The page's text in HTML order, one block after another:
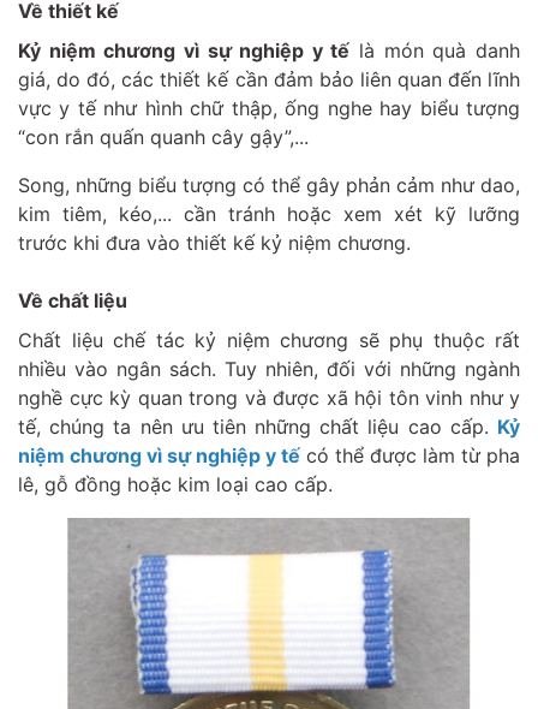
Về thiết kế
Kỷ niệm chương vì sự nghiệp y tế là món quà danh
giá, do đó, các thiết kế cần đảm bảo liên quan đến lĩnh
vực y tế như hình chữ thập, ống nghe hay biểu tượng
“con rắn quấn quanh cây gậy”,...
Song, những biểu tượng có thể gây phản cảm như dao,
kim tiêm, kéo,... cần tránh hoặc xem xét kỹ lưỡng
trước khi đưa vào thiết kế kỷ niệm chương.
Về chất liệu
Chất liệu chế tác kỷ niệm chương sẽ phụ thuộc rất
nhiều vào ngân sách. Tuy nhiên, đối với những ngành
nghề cực kỳ quan trong và được xã hội tôn vinh như y
tế, chúng ta nên ưu tiên những chất liệu cao cấp. Kỷ
niệm chương vì sự nghiệp y tế có thể được làm từ pha
lê, gỗ đồng hoặc kim loại cao cấp.